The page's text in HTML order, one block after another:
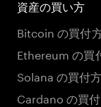
資産の買い方
Bitcoin の買付
Ethereum の買
Solana の買付
Cardano の買